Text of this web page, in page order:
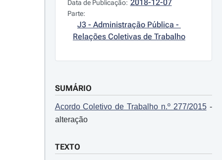
Data de Publicação: 2018-12-07
Parte:
J3 - Administração Pública -
Relações Coletivas de Trabalho
SUMÁRIO
Acordo Coletivo de Trabalho n.º 277/2015-
alteração
TEXTO